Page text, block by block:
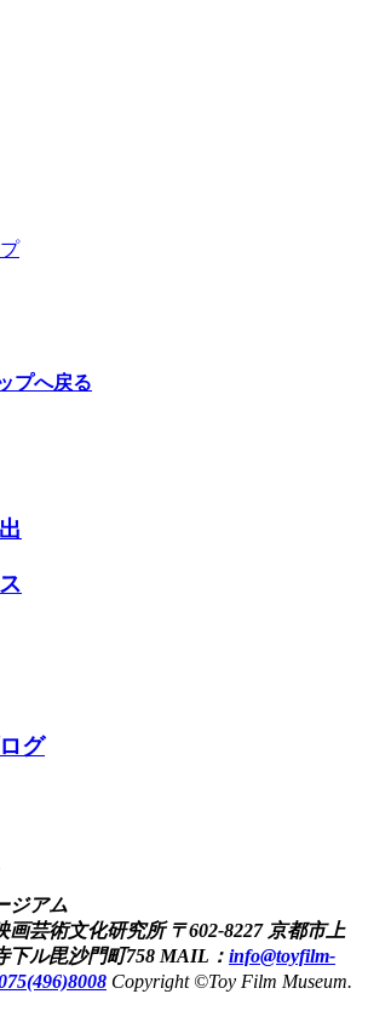
プへ戻る
グ
ジアム
画芸術文化研究所 〒602-8227 京都市上
下ル毘沙門町758 MAIL： info@toyfilm-
Copyright ©Toy Film Museum.